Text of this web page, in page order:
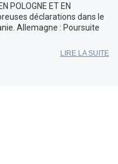
POLOGNE ET EN
déclarations dans le
Allemagne : Poursuite
LIRE LA SUITE